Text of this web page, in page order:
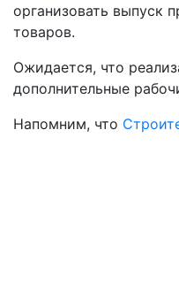
организовать выпуск
товаров.
Ожидается, что
дополнительные
Напомним, что